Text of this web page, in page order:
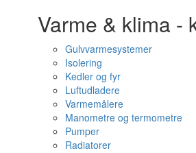
Varme & klima -
Gulvvarmesystemer
Isolering
Kedler og fyr
Luftudladere
Varmemålere
Manometre og termometre
Pumper
Radiatorer